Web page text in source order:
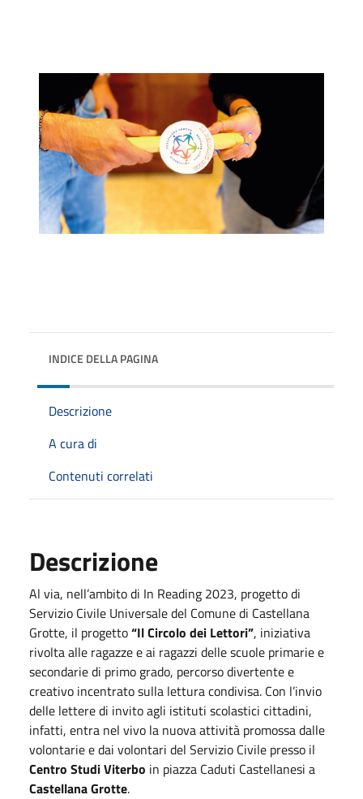
INDICE DELLA PAGINA
Descrizione
A cura di
Contenuti correlati
Descrizione
Al via, nell’ambito di In Reading 2023, progetto di
Servizio Civile Universale del Comune di Castellana
Grotte, il progetto“Il Circolo dei Lettori”, iniziativa
rivolta alle ragazze e ai ragazzi delle scuole primarie e
secondarie di primo grado, percorso divertente e
creativo incentrato sulla lettura condivisa. Con l’invio
delle lettere di invito agli istituti scolastici cittadini,
infatti, entra nel vivo la nuova attività promossa dalle
volontarie e dai volontari del Servizio Civile presso il
Centro Studi Viterbo in piazza Caduti Castellanesi a
Castellana Grotte.